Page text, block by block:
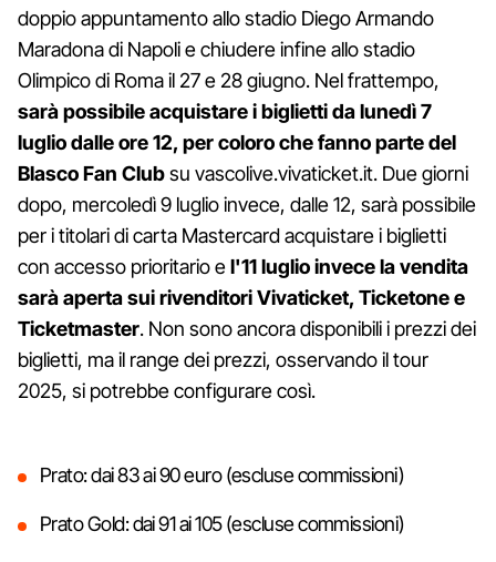
doppio appuntamento allo stadio Diego Armando
Maradona di Napoli e chiudere infine allo stadio
Olimpico di Roma il 27 e 28 giugno. Nel frattempo,
sarà possibile acquistare i biglietti da lunedì 7
luglio dalle ore 12, per coloro che fanno parte del
Blasco Fan Clubsu vascolive.vivaticket.it. Due giorni
dopo, mercoledì 9 luglio invece, dalle 12, sarà possibile
per i titolari di carta Mastercard acquistare i biglietti
con accesso prioritario el'11 luglio invece la vendita
sarà aperta sui rivenditori Vivaticket, Ticketone e
Ticketmaster. Non sono ancora disponibili i prezzi dei
biglietti, ma il range dei prezzi, osservando il tour
2025, si potrebbe configurare così.
Prato: dai 83 ai 90 euro (escluse commissioni)
Prato Gold: dai 91 ai 105 (escluse commissioni)